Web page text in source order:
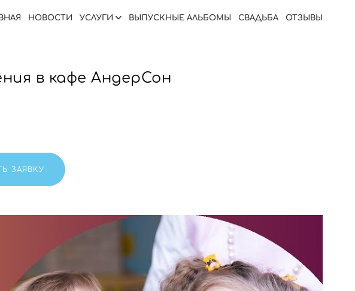
НОВОСТИ УСЛУГИ ВЫПУСКНЫЕ АЛЬБОМЫ СВАДЬБА ОТЗЫВЫ
в кафе АндерСон
ЗАЯВКУ